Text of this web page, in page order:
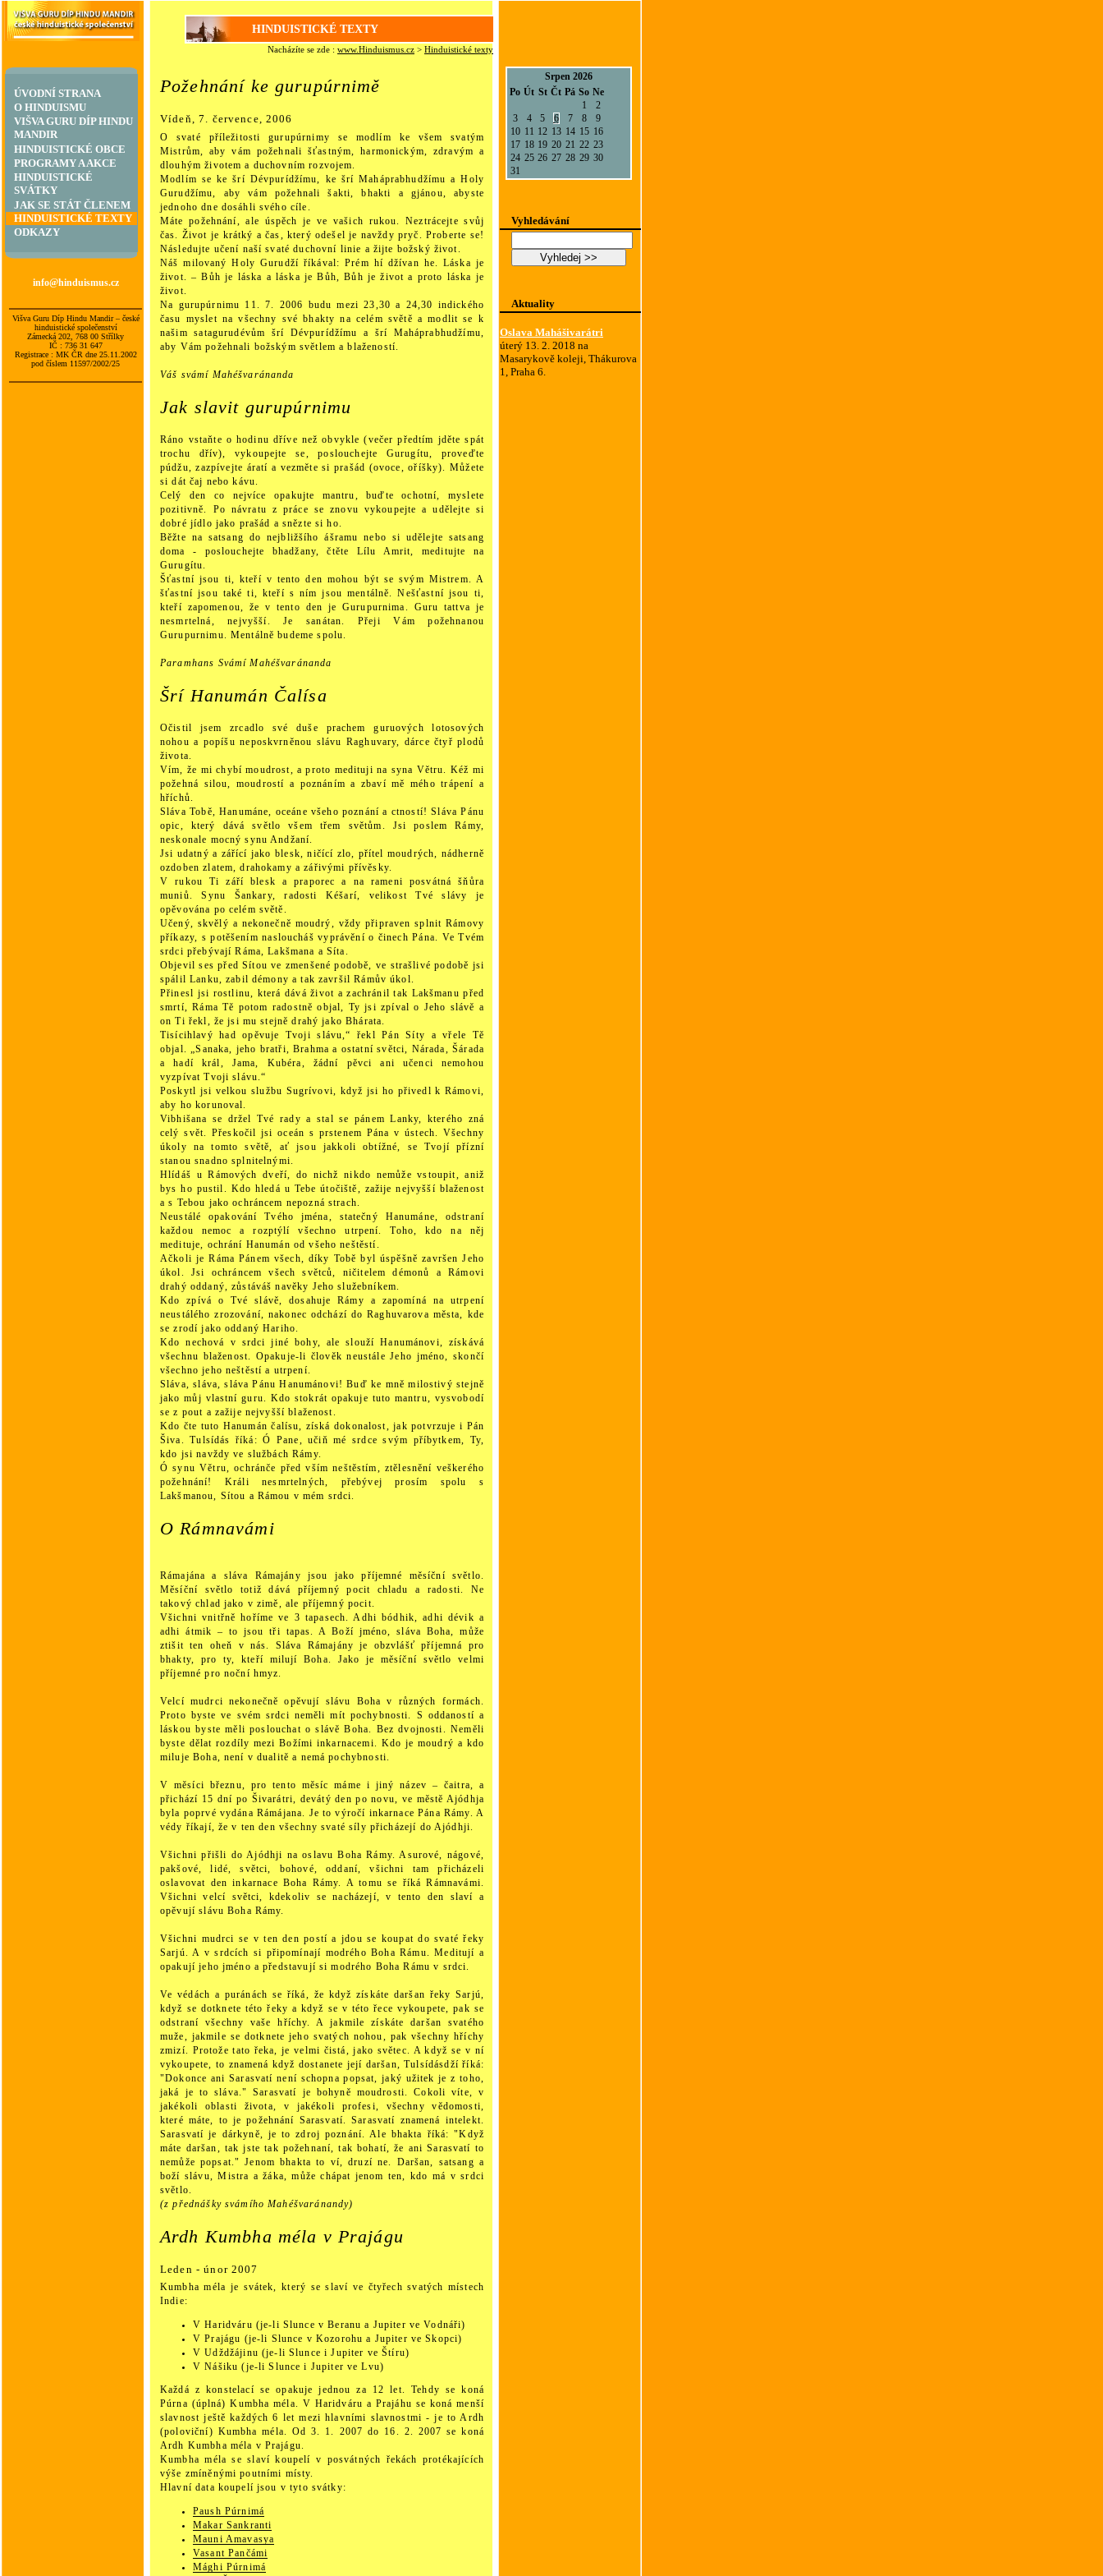
Nacházíte se zde : www.Hinduismus.cz > Hinduistické texty
HINDUISTICKÉ TEXTY
Požehnání ke gurupúrnimě
Vídeň, 7. července, 2006
O svaté příležitosti gurupúrnimy se modlím ke všem svatým
Mistrům, aby vám požehnali šťastným, harmonickým, zdravým a
dlouhým životem a duchovním rozvojem.
Modlím se ke šrí Dévpurídžímu, ke šrí Maháprabhudžímu a Holy
Gurudžímu, aby vám požehnali šakti, bhakti a gjánou, abyste
jednoho dne dosáhli svého cíle.
Máte požehnání, ale úspěch je ve vašich rukou. Neztrácejte svůj
čas. Život je krátký a čas, který odešel je navždy pryč. Proberte se!
Následujte učení naší svaté duchovní linie a žijte božský život.
Náš milovaný Holy Gurudží říkával: Prém hí džívan he. Láska je
život. – Bůh je láska a láska je Bůh, Bůh je život a proto láska je
život.
Na gurupúrnimu 11. 7. 2006 budu mezi 23,30 a 24,30 indického
času myslet na všechny své bhakty na celém světě a modlit se k
našim satagurudévům šrí Dévpurídžímu a šrí Maháprabhudžímu,
aby Vám požehnali božským světlem a blažeností.
Váš svámí Mahéšvaránanda
Jak slavit gurupúrnimu
Ráno vstaňte o hodinu dříve než obvykle (večer předtím jděte spát
trochu dřív), vykoupejte se, poslouchejte Gurugítu, proveďte
púdžu, zazpívejte áratí a vezměte si prašád (ovoce, oříšky). Můžete
si dát čaj nebo kávu.
Celý den co nejvíce opakujte mantru, buďte ochotní, myslete
pozitivně. Po návratu z práce se znovu vykoupejte a udělejte si
dobré jídlo jako prašád a snězte si ho.
Běžte na satsang do nejbližšího ášramu nebo si udělejte satsang
doma - poslouchejte bhadžany, čtěte Lílu Amrit, meditujte na
Gurugítu.
Šťastní jsou ti, kteří v tento den mohou být se svým Mistrem. A
šťastní jsou také ti, kteří s ním jsou mentálně. Nešťastní jsou ti,
kteří zapomenou, že v tento den je Gurupurnima. Guru tattva je
nesmrtelná, nejvyšší. Je sanátan. Přeji Vám požehnanou
Gurupurnimu. Mentálně budeme spolu.
Paramhans Svámí Mahéšvaránanda
Šrí Hanumán Čalísa
Očistil jsem zrcadlo své duše prachem guruových lotosových
nohou a popíšu neposkvrněnou slávu Raghuvary, dárce čtyř plodů
života.
Vím, že mi chybí moudrost, a proto medituji na syna Větru. Kéž mi
požehná silou, moudrostí a poznáním a zbaví mě mého trápení a
hříchů.
Sláva Tobě, Hanumáne, oceáne všeho poznání a ctností! Sláva Pánu
opic, který dává světlo všem třem světům. Jsi poslem Rámy,
neskonale mocný synu Andžaní.
Jsi udatný a zářící jako blesk, ničící zlo, přítel moudrých, nádherně
ozdoben zlatem, drahokamy a zářivými přívěsky.
V rukou Ti září blesk a praporec a na rameni posvátná šňůra
muniů. Synu Šankary, radosti Kéšarí, velikost Tvé slávy je
opěvována po celém světě.
Učený, skvělý a nekonečně moudrý, vždy připraven splnit Rámovy
příkazy, s potěšením nasloucháš vyprávění o činech Pána. Ve Tvém
srdci přebývají Ráma, Lakšmana a Síta.
Objevil ses před Sítou ve zmenšené podobě, ve strašlivé podobě jsi
spálil Lanku, zabil démony a tak završil Rámův úkol.
Přinesl jsi rostlinu, která dává život a zachránil tak Lakšmanu před
smrtí, Ráma Tě potom radostně objal, Ty jsi zpíval o Jeho slávě a
on Ti řekl, že jsi mu stejně drahý jako Bhárata.
Tisícihlavý had opěvuje Tvoji slávu,“ řekl Pán Síty a vřele Tě
objal. „Sanaka, jeho bratři, Brahma a ostatní světci, Nárada, Šárada
a hadí král, Jama, Kubéra, žádní pěvci ani učenci nemohou
vyzpívat Tvoji slávu.“
Poskytl jsi velkou službu Sugrívovi, když jsi ho přivedl k Rámovi,
aby ho korunoval.
Vibhišana se držel Tvé rady a stal se pánem Lanky, kterého zná
celý svět. Přeskočil jsi oceán s prstenem Pána v ústech. Všechny
úkoly na tomto světě, ať jsou jakkoli obtížné, se Tvojí přízní
stanou snadno splnitelnými.
Hlídáš u Rámových dveří, do nichž nikdo nemůže vstoupit, aniž
bys ho pustil. Kdo hledá u Tebe útočiště, zažije nejvyšší blaženost
a s Tebou jako ochráncem nepozná strach.
Neustálé opakování Tvého jména, statečný Hanumáne, odstraní
každou nemoc a rozptýlí všechno utrpení. Toho, kdo na něj
medituje, ochrání Hanumán od všeho neštěstí.
Ačkoli je Ráma Pánem všech, díky Tobě byl úspěšně završen Jeho
úkol. Jsi ochráncem všech světců, ničitelem démonů a Rámovi
drahý oddaný, zůstáváš navěky Jeho služebníkem.
Kdo zpívá o Tvé slávě, dosahuje Rámy a zapomíná na utrpení
neustálého zrozování, nakonec odchází do Raghuvarova města, kde
se zrodí jako oddaný Hariho.
Kdo nechová v srdci jiné bohy, ale slouží Hanumánovi, získává
všechnu blaženost. Opakuje-li člověk neustále Jeho jméno, skončí
všechno jeho neštěstí a utrpení.
Sláva, sláva, sláva Pánu Hanumánovi! Buď ke mně milostivý stejně
jako můj vlastní guru. Kdo stokrát opakuje tuto mantru, vysvobodí
se z pout a zažije nejvyšší blaženost.
Kdo čte tuto Hanumán čalísu, získá dokonalost, jak potvrzuje i Pán
Šiva. Tulsídás říká: Ó Pane, učiň mé srdce svým příbytkem, Ty,
kdo jsi navždy ve službách Rámy.
Ó synu Větru, ochránče před vším neštěstím, ztělesnění veškerého
požehnání! Králi nesmrtelných, přebývej prosím spolu s
Lakšmanou, Sítou a Rámou v mém srdci.
O Rámnavámi
Rámajána a sláva Rámajány jsou jako příjemné měsíční světlo.
Měsíční světlo totiž dává příjemný pocit chladu a radosti. Ne
takový chlad jako v zimě, ale příjemný pocit.
Všichni vnitřně hoříme ve 3 tapasech. Adhi bódhik, adhi dévik a
adhi átmik – to jsou tři tapas. A Boží jméno, sláva Boha, může
ztišit ten oheň v nás. Sláva Rámajány je obzvlášť příjemná pro
bhakty, pro ty, kteří milují Boha. Jako je měsíční světlo velmi
příjemné pro noční hmyz.
Velcí mudrci nekonečně opěvují slávu Boha v různých formách.
Proto byste ve svém srdci neměli mít pochybnosti. S oddaností a
láskou byste měli poslouchat o slávě Boha. Bez dvojnosti. Neměli
byste dělat rozdíly mezi Božími inkarnacemi. Kdo je moudrý a kdo
miluje Boha, není v dualitě a nemá pochybnosti.
V měsíci březnu, pro tento měsíc máme i jiný název – čaitra, a
přichází 15 dní po Šivarátri, devátý den po novu, ve městě Ajódhja
byla poprvé vydána Rámájana. Je to výročí inkarnace Pána Rámy. A
védy říkají, že v ten den všechny svaté síly přicházejí do Ajódhji.
Všichni přišli do Ajódhji na oslavu Boha Rámy. Asurové, nágové,
pakšové, lidé, světci, bohové, oddaní, všichni tam přicházeli
oslavovat den inkarnace Boha Rámy. A tomu se říká Rámnavámi.
Všichni velcí světci, kdekoliv se nacházejí, v tento den slaví a
opěvují slávu Boha Rámy.
Všichni mudrci se v ten den postí a jdou se koupat do svaté řeky
Sarjú. A v srdcích si připomínají modrého Boha Rámu. Meditují a
opakují jeho jméno a představují si modrého Boha Rámu v srdci.
Ve védách a puránách se říká, že když získáte daršan řeky Sarjú,
když se dotknete této řeky a když se v této řece vykoupete, pak se
odstraní všechny vaše hříchy. A jakmile získáte daršan svatého
muže, jakmile se dotknete jeho svatých nohou, pak všechny hříchy
zmizí. Protože tato řeka, je velmi čistá, jako světec. A když se v ní
vykoupete, to znamená když dostanete její daršan, Tulsídásdží říká:
"Dokonce ani Sarasvatí není schopna popsat, jaký užitek je z toho,
jaká je to sláva." Sarasvatí je bohyně moudrosti. Cokoli víte, v
jakékoli oblasti života, v jakékoli profesi, všechny vědomosti,
které máte, to je požehnání Sarasvatí. Sarasvatí znamená intelekt.
Sarasvatí je dárkyně, je to zdroj poznání. Ale bhakta říká: "Když
máte daršan, tak jste tak požehnaní, tak bohatí, že ani Sarasvatí to
nemůže popsat." Jenom bhakta to ví, druzí ne. Daršan, satsang a
boží slávu, Mistra a žáka, může chápat jenom ten, kdo má v srdci
světlo.
(z přednášky svámího Mahéšvaránandy)
Ardh Kumbha méla v Prajágu
Leden - únor 2007
Kumbha méla je svátek, který se slaví ve čtyřech svatých místech
Indie:
V Haridváru (je-li Slunce v Beranu a Jupiter ve Vodnáři)
V Prajágu (je-li Slunce v Kozorohu a Jupiter ve Skopci)
V Udždžájinu (je-li Slunce i Jupiter ve Štíru)
V Nášiku (je-li Slunce i Jupiter ve Lvu)
Každá z konstelací se opakuje jednou za 12 let. Tehdy se koná
Púrna (úplná) Kumbha méla. V Haridváru a Prajáhu se koná menší
slavnost ještě každých 6 let mezi hlavními slavnostmi - je to Ardh
(poloviční) Kumbha méla. Od 3. 1. 2007 do 16. 2. 2007 se koná
Ardh Kumbha méla v Prajágu.
Kumbha méla se slaví koupelí v posvátných řekách protékajících
výše zmíněnými poutními místy.
Hlavní data koupelí jsou v tyto svátky:
Paush Púrnimá
Makar Sankranti
Mauni Amavasya
Vasant Pančámi
Mághi Púrnimá
Aktuality
Oslava Mahášivarátri
úterý 13. 2. 2018 na
Masarykově koleji, Thákurova
1, Praha 6.
Vyhledávání
Vyhledej >>
Srpen 2026
Po Út St Čt Pá So Ne
1
2
3
4 5 6 7 8
9
10 11 12 13 14 15 16
17 18 19 20 21 22 23
24 25 26 27 28 29 30
31
ÚVODNÍ STRANA
O HINDUISMU
VIŠVA GURU DÍP HINDU
MANDIR
HINDUISTICKÉ OBCE
PROGRAMY A AKCE
HINDUISTICKÉ
SVÁTKY
JAK SE STÁT ČLENEM
HINDUISTICKÉ TEXTY
ODKAZY
Višva Guru Díp Hindu Mandir – české
hinduistické společenství
Zámecká 202, 768 00 Střílky
IČ : 736 31 647
Registrace : MK ČR dne 25.11.2002
pod číslem 11597/2002/25
info@hinduismus.cz